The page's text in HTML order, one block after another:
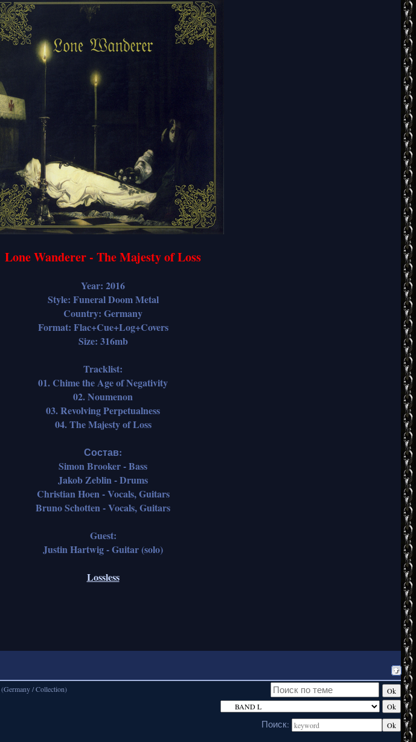
Lone Wanderer - The Majesty of Loss
Year: 2016
Style: Funeral Doom Metal
Country: Germany
Format: Flac+Cue+Log+Covers
Size: 316mb
Tracklist:
01. Chime the Age of Negativity
02. Noumenon
03. Revolving Perpetualness
04. The Majesty of Loss
Состав:
Simon Brooker - Bass
Jakob Zeblin - Drums
Christian Hoen - Vocals, Guitars
Bruno Schotten - Vocals, Guitars
Guest:
Justin Hartwig - Guitar (solo)
Lossless
(Germany / Collection)
Поиск: